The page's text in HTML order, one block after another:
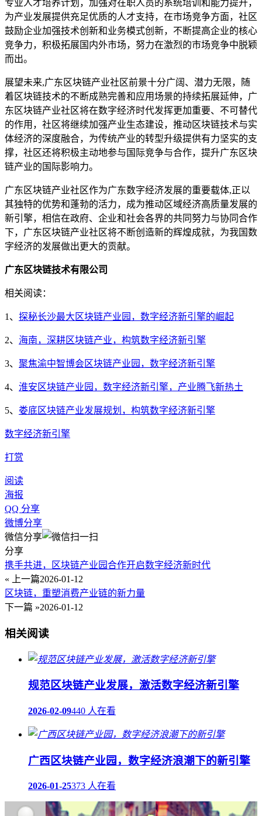
专业人才培养计划，加强对在职人员的系统培训和能力提升，
为产业发展提供充足优质的人才支持，在市场竞争方面，社区
鼓励企业加强技术创新和业务模式创新，不断提高企业的核心
竞争力，积极拓展国内外市场，努力在激烈的市场竞争中脱颖
而出。
展望未来,广东区块链产业社区前景十分广阔、潜力无限，随
着区块链技术的不断成熟完善和应用场景的持续拓展延伸，广
东区块链产业社区将在数字经济时代发挥更加重要、不可替代
的作用，社区将继续加强产业生态建设，推动区块链技术与实
体经济的深度融合，为传统产业的转型升级提供有力坚实的支
撑，社区还将积极主动地参与国际竞争与合作，提升广东区块
链产业的国际影响力。
广东区块链产业社区作为广东数字经济发展的重要载体,正以
其独特的优势和蓬勃的活力，成为推动区域经济高质量发展的
新引擎，相信在政府、企业和社会各界的共同努力与协同合作
下，广东区块链产业社区将不断创造新的辉煌成就，为我国数
字经济的发展做出更大的贡献。
广东区块链技术有限公司
相关阅读：
1、 探秘长沙最大区块链产业园，数字经济新引擎的崛起
2、 海南，深耕区块链产业，构筑数字经济新引擎
3、 聚焦渝中智博会区块链产业园，数字经济新引擎
4、 淮安区块链产业园，数字经济新引擎，产业腾飞新热土
5、 娄底区块链产业发展规划，构筑数字经济新引擎
数字经济新引擎
打赏
阅读
海报
QQ 分享
微博分享
微信分享
分享
携手共进，区块链产业园合作开启数字经济新时代
« 上一篇2026-01-12
区块链，重塑消费产业链的新力量
下一篇 »2026-01-12
相关阅读
规范区块链产业发展，激活数字经济新引擎
2026-02-09440 人在看
广西区块链产业园，数字经济浪潮下的新引擎
2026-01-25373 人在看